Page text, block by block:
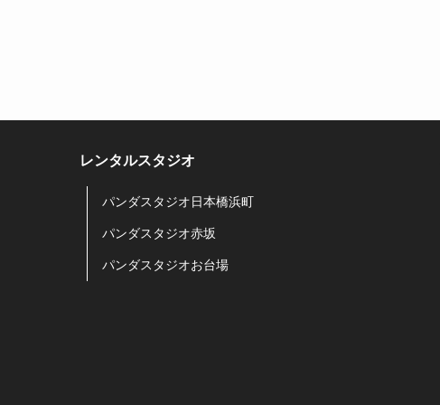
レンタルスタジオ
パンダスタジオ日本橋浜町
パンダスタジオ赤坂
パンダスタジオお台場